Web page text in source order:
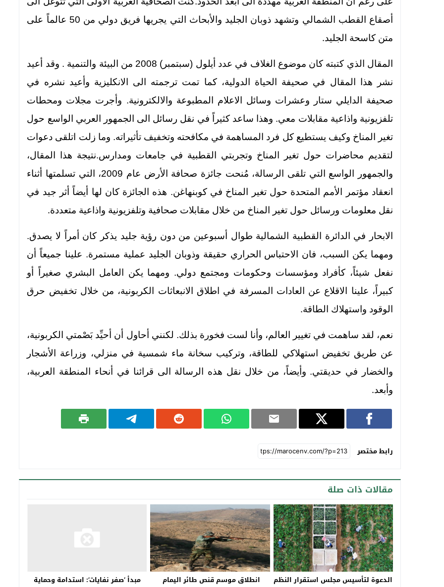
أصقاع القطب الشمالي وتشهد ذوبان الجليد والأبحاث التي يجريها فريق دولي من 50 عالماً على
متن كاسحة الجليد.
المقال الذي كتبته كان موضوع الغلاف في عدد أيلول (سبتمبر) 2008 من البيئة والتنمية . وقد أعيد
نشر هذا المقال في صحيفة الحياة الدولية، كما تمت ترجمته الى الانكليزية وأعيد نشره في
صحيفة الدايلي ستار وعشرات وسائل الاعلام المطبوعة والالكترونية. وأجرت مجلات ومحطات
تلفزيونية واذاعية مقابلات معي. وهذا ساعد كثيراً في نقل رسائل الى الجمهور العربي الواسع حول
تغير المناخ وكيف يستطيع كل فرد المساهمة في مكافحته وتخفيف تأثيراته. وما زلت اتلقى دعوات
لتقديم محاضرات حول تغير المناخ وتجربتي القطبية في جامعات ومدارس.نتيجة هذا المقال،
والجمهور الواسع التي تلقى الرسالة، مُنحت جائزة صحافة الأرض عام 2009، التي تسلمتها أثناء
انعقاد مؤتمر الأمم المتحدة حول تغير المناخ في كوبنهاغن. هذه الجائزة كان لها أيضاً أثر جيد في
نقل معلومات ورسائل حول تغير المناخ من خلال مقابلات صحافية وتلفزيونية واذاعية متعددة.
الابحار في الدائرة القطبية الشمالية طوال أسبوعين من دون رؤية جليد يذكر كان أمراً لا يصدق.
ومهما يكن السبب، فان الاحتباس الحراري حقيقة وذوبان الجليد عملية مستمرة. علينا جميعاً أن
نفعل شيئاً، كأفراد ومؤسسات وحكومات ومجتمع دولي. ومهما يكن العامل البشري صغيراً أو
كبيراً، علينا الاقلاع عن العادات المسرفة في اطلاق الانبعاثات الكربونية، من خلال تخفيض حرق
الوقود واستهلاك الطاقة.
نعم، لقد ساهمت في تغيير العالم، وأنا لست فخورة بذلك. لكنني أحاول أن أحيِّد بَصْمتي الكربونية،
عن طريق تخفيض استهلاكي للطاقة، وتركيب سخانة ماء شمسية في منزلي، وزراعة الأشجار
والخضار في حديقتي. وأيضاً، من خلال نقل هذه الرسالة الى قرائنا في أنحاء المنطقة العربية،
وأبعد.
رابط مختصر
مقالات ذات صلة
الدعوة لتأسيس مجلس استقرار النظم
انطلاق موسم قنص طائر اليمام
مبدأ ‘صفر نفايات’: استدامة وحماية